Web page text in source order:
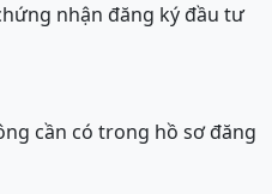
nhận đăng ký đầu tư
cần có trong hồ sơ đăng